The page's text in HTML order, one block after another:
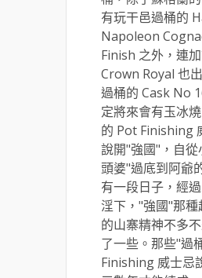
有玩干邑過桶的
Napoleon
Finish 之外，連
Crown Royal 也
過桶的 Cask No
定將來會有玉冰
的 Pot Finishing
說開"強國"，自
頭婆"過底到阿爺
有一段日子，經
淫下，"強國"那種
的山寨精神不多
了一些。那些"過
Finishing 威士忌